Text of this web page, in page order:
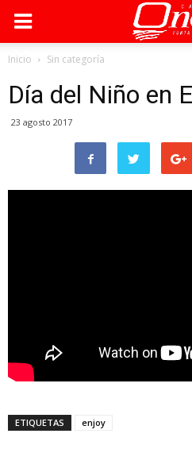
Inicio Sin categoría
Día del Niño en
23 agosto 2017
ETIQUETAS enjoy